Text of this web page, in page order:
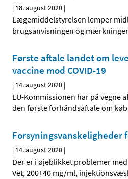
| 18. august 2020 |
Lægemiddelstyrelsen lemper
brugsanvisningen og
Første aftale landet om
vaccine mod COVID-19
| 14. august 2020 |
EU-Kommissionen har på vegne
den første forhåndsaftale om
Forsyningsvanskeligheder
| 14. august 2020 |
Der er i øjeblikket problemer
Vet, 200+40 mg/ml,